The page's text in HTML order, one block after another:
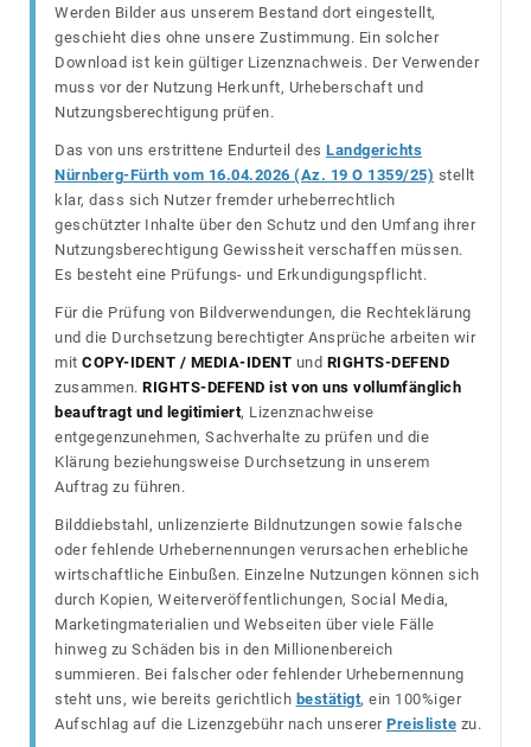
Werden Bilder aus unserem Bestand dort eingestellt,
geschieht dies ohne unsere Zustimmung. Ein solcher
Download ist kein gültiger Lizenznachweis. Der Verwender
muss vor der Nutzung Herkunft, Urheberschaft und
Nutzungsberechtigung prüfen.
Das von uns erstrittene Endurteil des Landgerichts
Nürnberg-Fürth vom 16.04.2026 (Az. 19 O 1359/25) stellt
klar, dass sich Nutzer fremder urheberrechtlich
geschützter Inhalte über den Schutz und den Umfang ihrer
Nutzungsberechtigung Gewissheit verschaffen müssen.
Es besteht eine Prüfungs- und Erkundigungspflicht.
Für die Prüfung von Bildverwendungen, die Rechteklärung
und die Durchsetzung berechtigter Ansprüche arbeiten wir
mit COPY-IDENT / MEDIA-IDENT und RIGHTS-DEFEND
zusammen. RIGHTS-DEFEND ist von uns vollumfänglich
beauftragt und legitimiert, Lizenznachweise
entgegenzunehmen, Sachverhalte zu prüfen und die
Klärung beziehungsweise Durchsetzung in unserem
Auftrag zu führen.
Bilddiebstahl, unlizenzierte Bildnutzungen sowie falsche
oder fehlende Urhebernennungen verursachen erhebliche
wirtschaftliche Einbußen. Einzelne Nutzungen können sich
durch Kopien, Weiterveröffentlichungen, Social Media,
Marketingmaterialien und Webseiten über viele Fälle
hinweg zu Schäden bis in den Millionenbereich
summieren. Bei falscher oder fehlender Urhebernennung
steht uns, wie bereits gerichtlich bestätigt, ein 100%iger
Aufschlag auf die Lizenzgebühr nach unserer Preisliste zu.